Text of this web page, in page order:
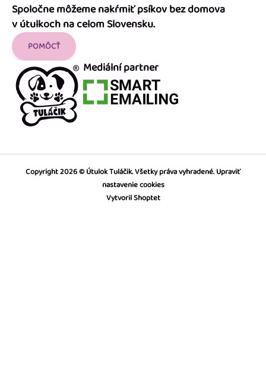
Spoločne môžeme nakŕmiť psíkov bez domova
v útulkoch na celom Slovensku.
POMÔCŤ
Mediální partner
Vytvoril Shoptet
Copyright 2026 Útulok Tuláčik. Všetky práva vyhradené.Upraviť
nastavenie cookies